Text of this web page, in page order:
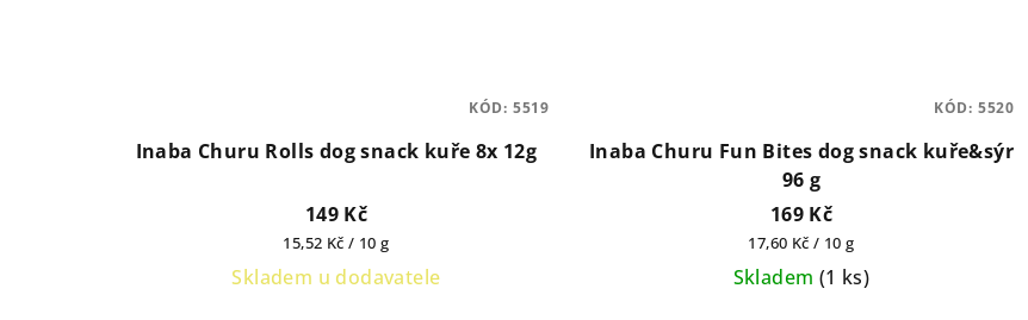
Inaba Churu Rolls dog snack kuře 8x 12g
149 Kč
Měrná
cena:
15,52 Kč / 10 g
Skladem u dodavatele
KÓD: 5519
Inaba Churu Fun Bites dog snack kuře&sýr
96 g
169 Kč
Měrná
cena:
17,60 Kč / 10 g
Skladem (1 ks)
KÓD: 5520